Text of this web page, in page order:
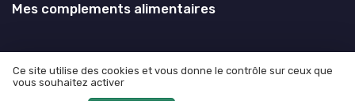
Mes complements alimentaires
Mentions légales
Ce site utilise des cookies et vous donne le contrôle sur ceux que
vous souhaitez activer